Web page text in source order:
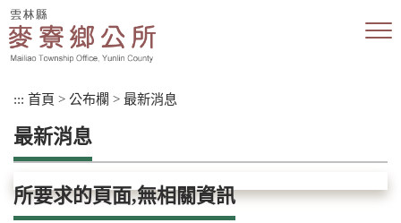
跳
到
主
::: 首頁 > 公布欄 > 最新消息
最新消息
所要求的頁面,無相關資訊